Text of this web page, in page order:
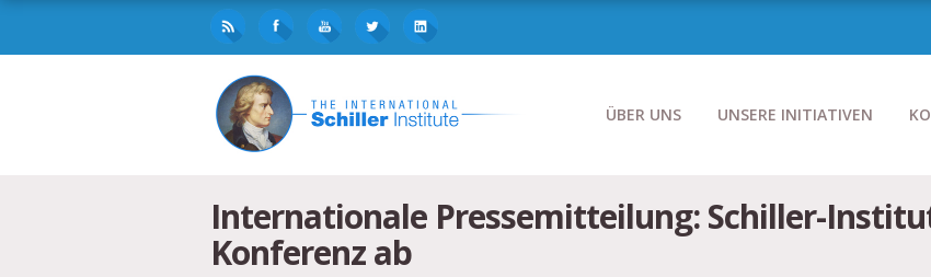
ÜBER UNS UNSERE INITIATIVEN
Internationale Pressemitteilung: Schiller-
Konferenz ab